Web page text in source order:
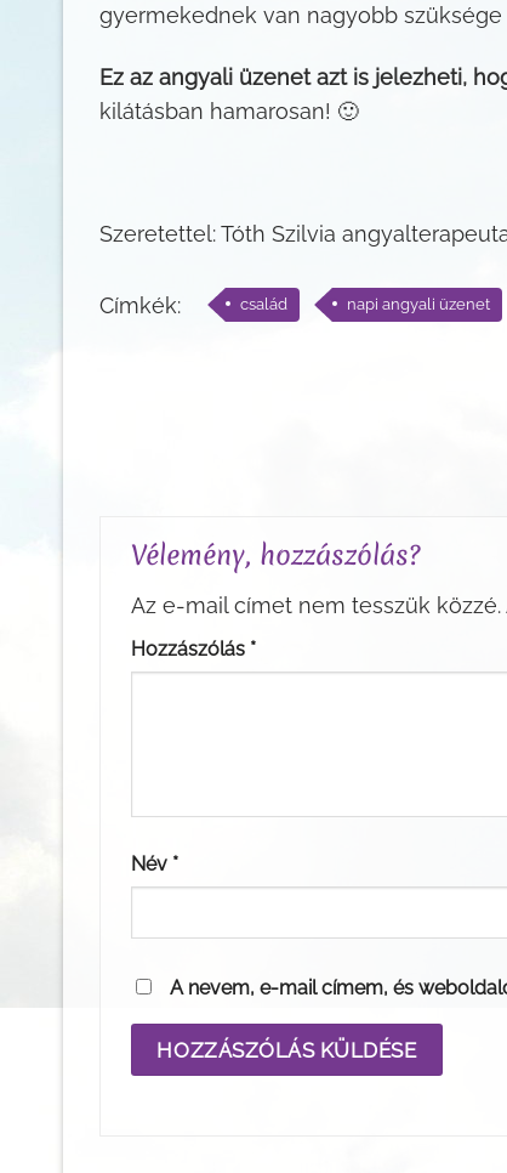
gyermekednek van nagyobb szüksége
Ez az angyali üzenet azt is jelezheti,
kilátásban hamarosan! 🙂
Szeretettel: Tóth Szilvia
Címkék: család napi angyali üzenet
Vélemény, hozzászólás?
Az e-mail címet nem tesszük közzé.
Hozzászólás *
Név *
A nevem, e-mail címem, és